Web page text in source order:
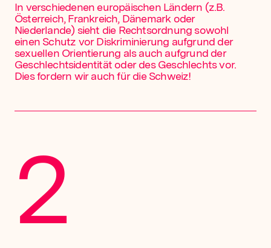
In verschiedenen europäischen Ländern (z.B.
Österreich, Frankreich, Dänemark oder
Niederlande) sieht die Rechtsordnung sowohl
einen Schutz vor Diskriminierung aufgrund der
sexuellen Orientierung als auch aufgrund der
Geschlechtsidentität oder des Geschlechts vor.
Dies fordern wir auch für die Schweiz!
2